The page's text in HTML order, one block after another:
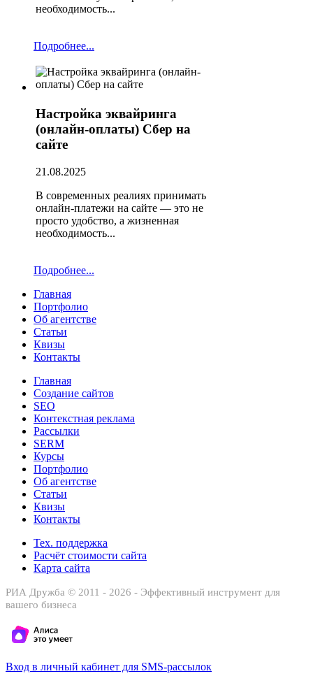
необходимость...
Подробнее...
Настройка эквайринга
(онлайн-оплаты) Сбер на
сайте
21.08.2025
В современных реалиях принимать
онлайн-платежи на сайте — это не
просто удобство, а жизненная
необходимость...
Подробнее...
Главная
Портфолио
Об агентстве
Статьи
Квизы
Контакты
Главная
Создание сайтов
SEO
Контекстная реклама
Рассылки
SERM
Курсы
Портфолио
Об агентстве
Статьи
Квизы
Контакты
Тех. поддержка
Расчёт стоимости сайта
Карта сайта
РИА Дружба © 2011 - 2026 - Эффективный инструмент для
вашего бизнеса
Вход в личный кабинет для SMS-рассылок